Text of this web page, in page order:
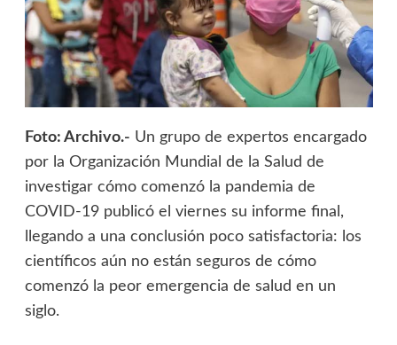
Foto: Archivo.- Un grupo de expertos encargado
por la Organización Mundial de la Salud de
investigar cómo comenzó la pandemia de
COVID-19 publicó el viernes su informe final,
llegando a una conclusión poco satisfactoria: los
científicos aún no están seguros de cómo
comenzó la peor emergencia de salud en un
siglo.